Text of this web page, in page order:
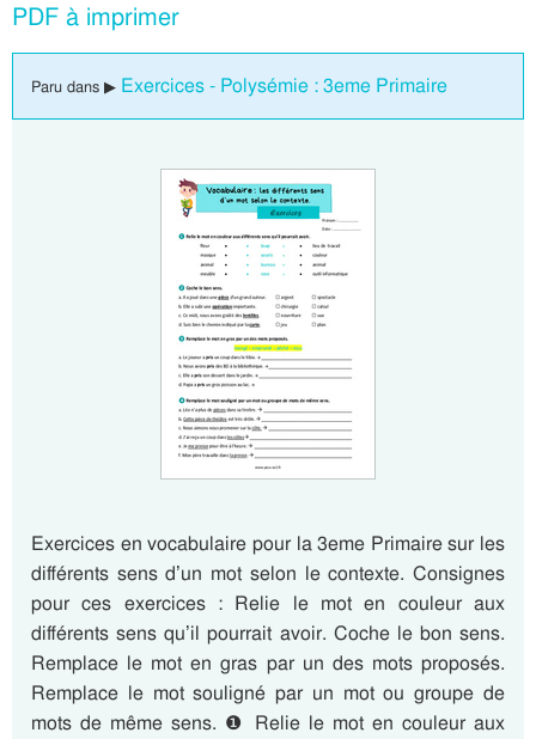
PDF à imprimer
Paru dans ▶ Exercices - Polysémie : 3eme Primaire
Exercices en vocabulaire pour la 3eme Primaire sur les
différents sens d’un mot selon le contexte. Consignes
pour ces exercices : Relie le mot en couleur aux
différents sens qu’il pourrait avoir. Coche le bon sens.
Remplace le mot en gras par un des mots proposés.
Remplace le mot souligné par un mot ou groupe de
mots de même sens. ❶ Relie le mot en couleur aux